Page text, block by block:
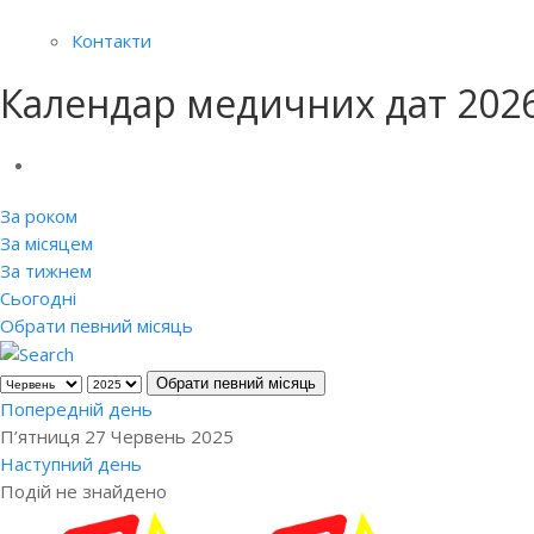
Контакти
Календар медичних дат
За роком
За місяцем
За тижнем
Сьогодні
Обрати певний місяць
Обрати певний місяць
Попередній день
П’ятниця 27 Червень 2025
Наступний день
Подій не знайдено